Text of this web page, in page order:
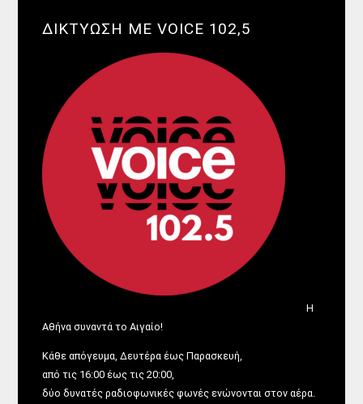
ΔΙΚΤΥΩΣΗ ΜΕ VOICE 102,5
Η
Αθήνα συναντά το Αιγαίο!
Κάθε απόγευμα, Δευτέρα έως Παρασκευή,
από τις 16:00 έως τις 20:00,
δύο δυνατές ραδιοφωνικές φωνές ενώνονται στον αέρα.